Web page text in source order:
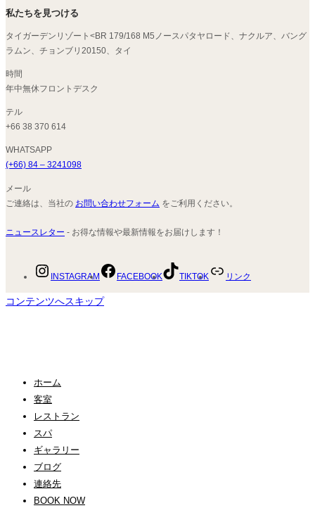
私たちを見つける
タイガーデンリゾート<BR 179/168 M5ノースパタヤロード、ナクルア、バング
ラムン、チョンブリ20150、タイ
時間
年中無休フロントデスク
テル
+66 38 370 614
WHATSAPP
(+66) 84 – 3241098
メール
ご連絡は、当社の お問い合わせフォーム をご利用ください。
ニュースレター - お得な情報や最新情報をお届けします！
INSTAGRAM FACEBOOK TIKTOK リンク
コンテンツへスキップ
ホーム
客室
レストラン
スパ
ギャラリー
ブログ
連絡先
BOOK NOW